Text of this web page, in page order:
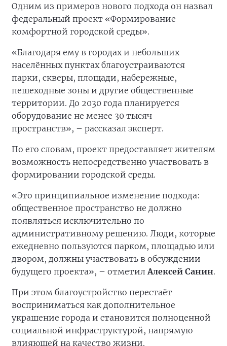
Одним из примеров нового подхода он назвал
федеральный проект «Формирование
комфортной городской среды».
«Благодаря ему в городах и небольших
населённых пунктах благоустраиваются
парки, скверы, площади, набережные,
пешеходные зоны и другие общественные
территории. До 2030 года планируется
оборудование не менее 30 тысяч
пространств», – рассказал эксперт.
По его словам, проект предоставляет жителям
возможность непосредственно участвовать в
формировании городской среды.
«Это принципиальное изменение подхода:
общественное пространство не должно
появляться исключительно по
административному решению. Люди, которые
ежедневно пользуются парком, площадью или
двором, должны участвовать в обсуждении
будущего проекта», – отметилАлексей Санин.
При этом благоустройство перестаёт
восприниматься как дополнительное
украшение города и становится полноценной
социальной инфраструктурой, напрямую
влияющей на качество жизни.